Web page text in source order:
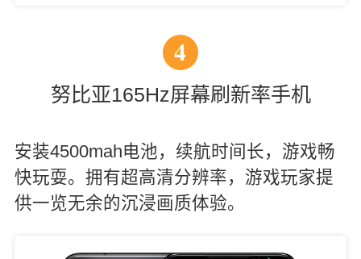
4
努比亚165Hz屏幕刷新率手机
安装4500mah电池，续航时间长，游戏畅
快玩耍。拥有超高清分辨率，游戏玩家提
供一览无余的沉浸画质体验。